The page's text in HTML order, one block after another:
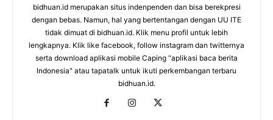
bidhuan.id merupakan situs indenpenden dan bisa berekpresi
dengan bebas. Namun, hal yang bertentangan dengan UU ITE
tidak dimuat di bidhuan.id. Klik menu profil untuk lebih
lengkapnya. Klik like facebook, follow instagram dan twitternya
serta download aplikasi mobile Caping "aplikasi baca berita
Indonesia" atau tapatalk untuk ikuti perkembangan terbaru
bidhuan.id.